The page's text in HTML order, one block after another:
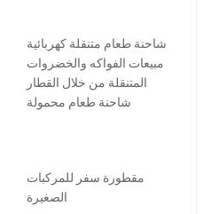
شاحنة طعام متنقلة كهربائية
مبيعات الفواكه والخضروات
المتنقلة من خلال القطار
شاحنة طعام محمولة
مقطورة سفر للمركبات
الصغيرة